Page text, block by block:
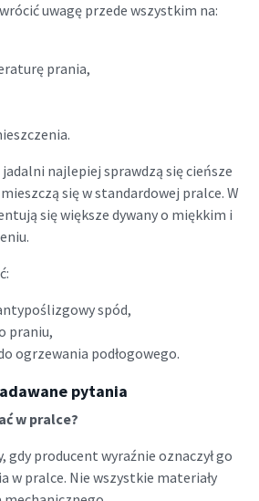
uwagę przede wszystkim na:
prania,
najlepiej sprawdzą się cieńsze
się w standardowej pralce. W
się większe dywany o miękkim i
spód,
praniu,
ogrzewania podłogowego.
pytania
w pralce?
gdy producent wyraźnie oznaczył go
w pralce. Nie wszystkie materiały